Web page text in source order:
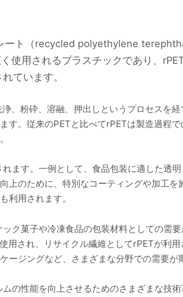
ート（recycled polyethylene
使用されるプラスチックであり、
ています。
、粉砕、溶融、押出しというプロセスを
す。従来のPETと比べてrPETは製造過程
ます。一例として、食品包装に適した透
のために、特別なコーティングや加工を
利用されます。
ク菓子や冷凍食品の包装材料としての需
され、リサイクル繊維としてrPETが利
ジングなど、さまざまな分野での需要が
の性能を向上させるためのさまざまな技